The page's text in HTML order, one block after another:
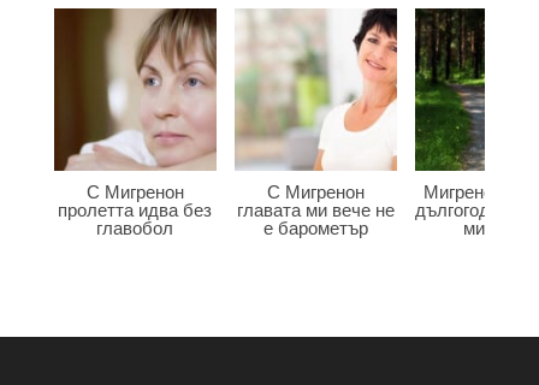
С Мигренон
пролетта идва без
главобол
С Мигренон
главата ми вече не
е барометър
Мигренон
мигрена